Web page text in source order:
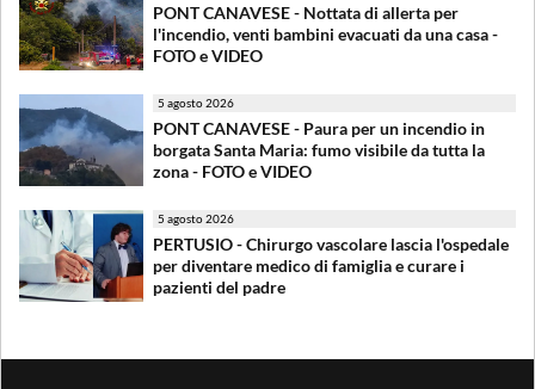
PONT CANAVESE - Nottata di allerta per
l'incendio, venti bambini evacuati da una casa -
FOTO e VIDEO
5 agosto 2026
PONT CANAVESE - Paura per un incendio in
borgata Santa Maria: fumo visibile da tutta la
zona - FOTO e VIDEO
5 agosto 2026
PERTUSIO - Chirurgo vascolare lascia l'ospedale
per diventare medico di famiglia e curare i
pazienti del padre